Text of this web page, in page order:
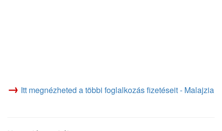
→ Itt megnézheted a többi foglalkozás fizetéseit - Malajzia